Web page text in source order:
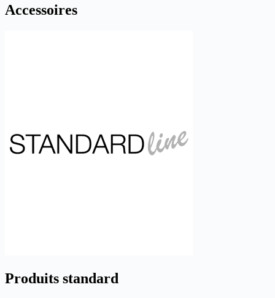
Accessoires
Produits standard